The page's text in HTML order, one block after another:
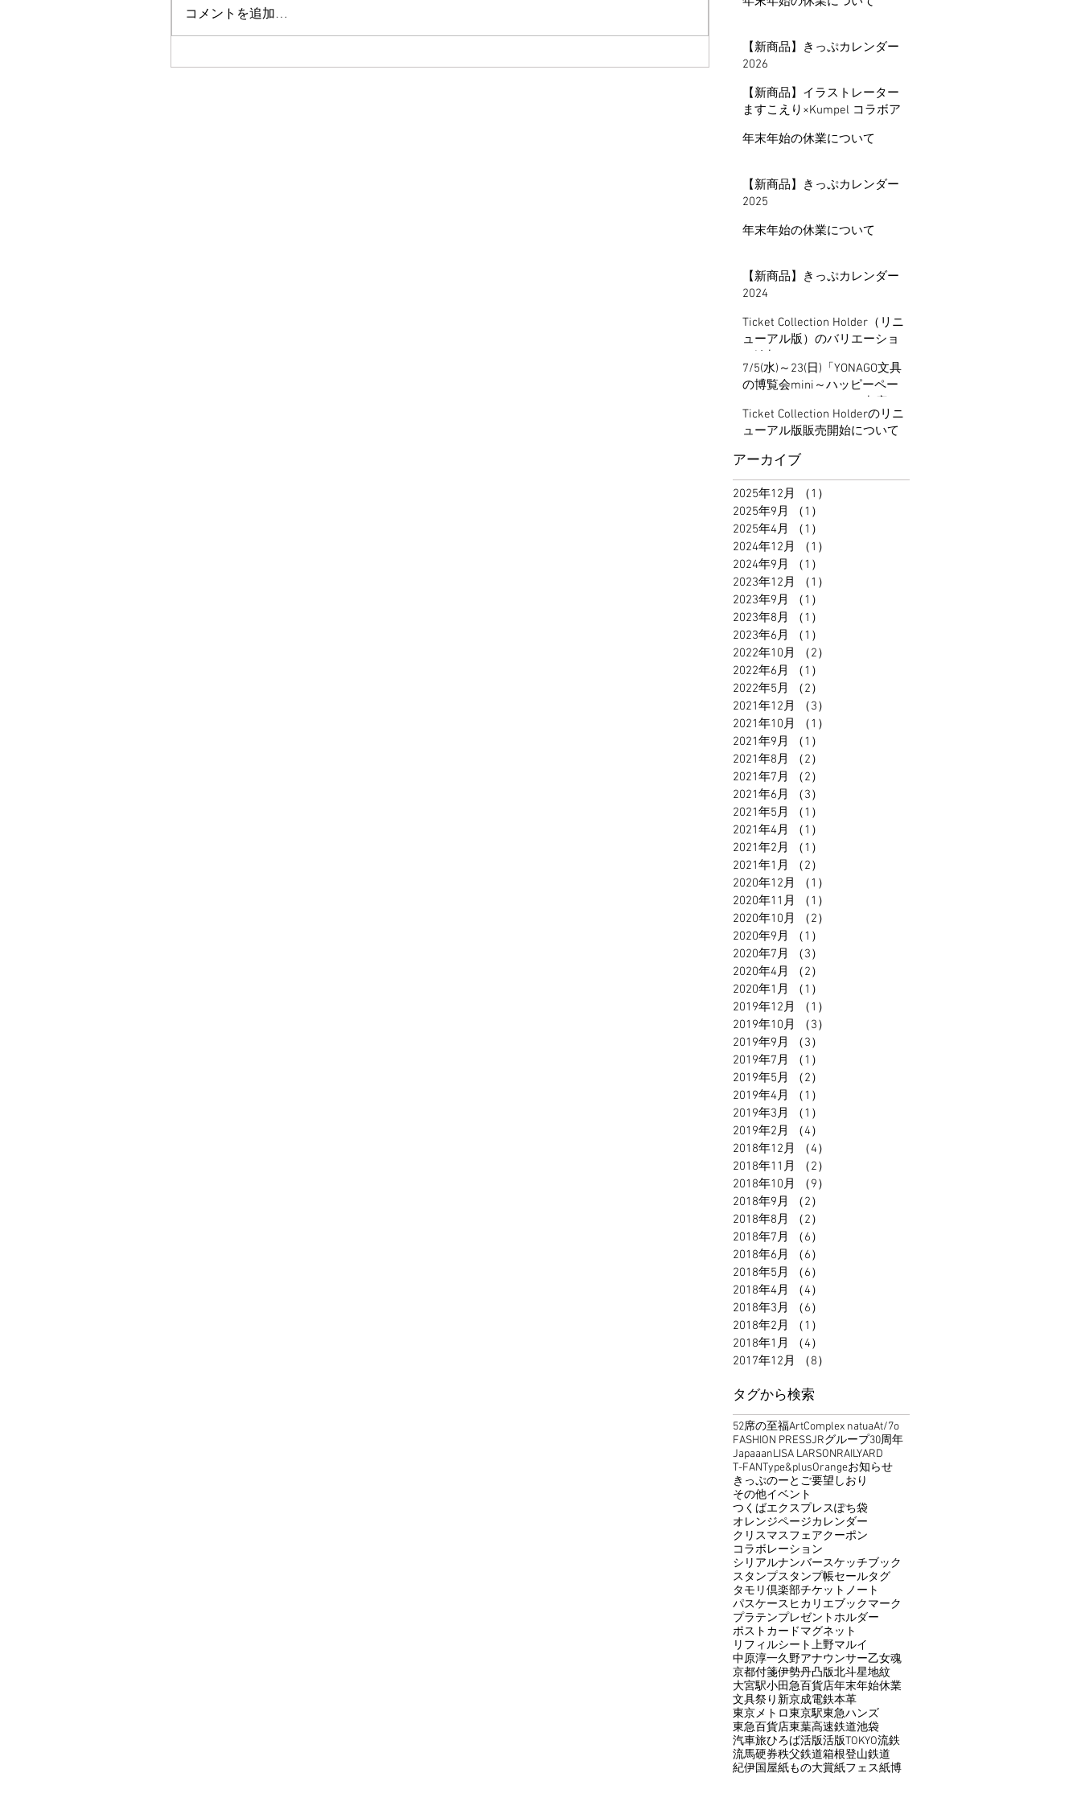
コメントを追加…
【新商品】きっぷカレンダー
2026
【新商品】イラストレーター
ますこえり×Kumpel コラボア
年末年始の休業について
【新商品】きっぷカレンダー
2025
年末年始の休業について
【新商品】きっぷカレンダー
2024
Ticket Collection Holder（リニ
ューアル版）のバリエーショ
7/5(水)～23(日)「YONAGO文具
の博覧会mini～ハッピーペー
ます
Ticket Collection Holderのリニ
ューアル版販売開始について
アーカイブ
2025年12月 （1）
2025年9月
（1）
2025年4月
（1）
2024年12月
（1）
2024年9月
（1）
2023年12月
（1）
2023年9月
（1）
2023年8月
（1）
2023年6月
（1）
2022年10月
（2）
2022年6月
（1）
2022年5月
（2）
2021年12月
（3）
2021年10月
（1）
2021年9月
（1）
2021年8月
（2）
2021年7月
（2）
2021年6月
（3）
2021年5月
（1）
2021年4月
（1）
2021年2月
（1）
2021年1月
（2）
2020年12月
（1）
2020年11月
（1）
2020年10月
（2）
2020年9月
（1）
2020年7月
（3）
2020年4月
（2）
2020年1月
（1）
2019年12月
（1）
2019年10月
（3）
2019年9月
（3）
2019年7月
（1）
2019年5月
（2）
2019年4月
（1）
2019年3月
（1）
2019年2月
（4）
2018年12月
（4）
2018年11月
（2）
2018年10月
（9）
2018年9月
（2）
2018年8月
（2）
2018年7月
（6）
2018年6月
（6）
2018年5月
（6）
2018年4月
（4）
2018年3月
（6）
2018年2月
（1）
2018年1月
（4）
2017年12月
（8）
タグから検索
52席の至福ArtComplex natuaAt/7o
FASHION PRESSJRグループ30周年
JapaaanLISA LARSONRAILYARD
T-FANType&plusOrangeお知らせ
きっぷのーと ご要望しおり
その他イベント
つくばエクスプレスぽち袋
オレンジページカレンダー
クリスマスフェアクーポン
コラボレーション
シリアルナンバースケッチブック
スタンプスタンプ帳セールタグ
タモリ倶楽部チケット ノート
パスケース ヒカリエブックマーク
プラテンプレゼントホルダー
ポストカードマグネット
リフィルシート上野マルイ
中原淳一久野アナウンサー乙女魂
京都付箋伊勢丹凸版北斗星地紋
大宮駅小田急百貨店年末年始休業
文具祭り新京成電鉄本革
東京メトロ東京駅東急ハンズ
東急百貨店東葉高速鉄道池袋
汽車旅ひろば活版活版TOKYO流鉄
流馬硬券秩父鉄道箱根登山鉄道
紀伊国屋紙もの大賞紙フェス紙博